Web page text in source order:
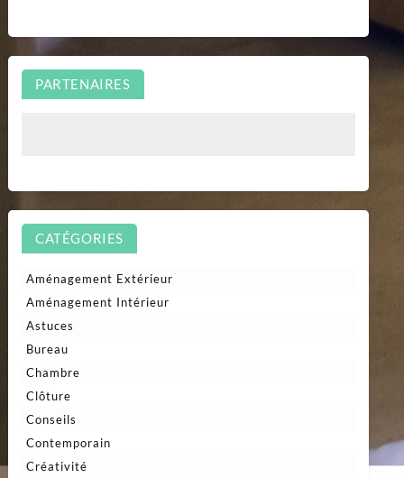
PARTENAIRES
CATÉGORIES
Aménagement Extérieur
Aménagement Intérieur
Astuces
Bureau
Chambre
Clôture
Conseils
Contemporain
Créativité